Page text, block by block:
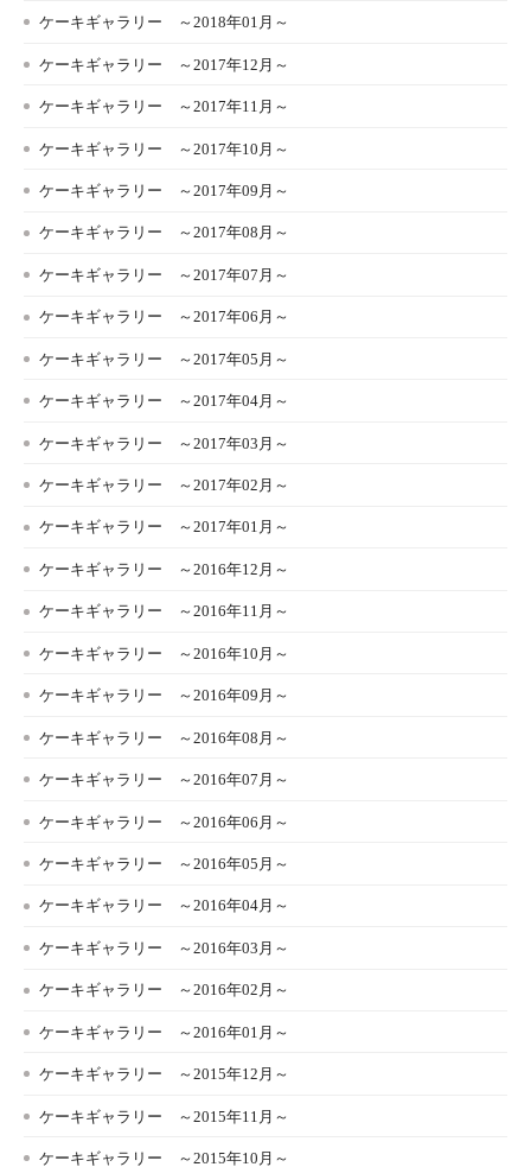
ケーキギャラリー ～2018年01月～
ケーキギャラリー ～2017年12月～
ケーキギャラリー ～2017年11月～
ケーキギャラリー ～2017年10月～
ケーキギャラリー ～2017年09月～
ケーキギャラリー ～2017年08月～
ケーキギャラリー ～2017年07月～
ケーキギャラリー ～2017年06月～
ケーキギャラリー ～2017年05月～
ケーキギャラリー ～2017年04月～
ケーキギャラリー ～2017年03月～
ケーキギャラリー ～2017年02月～
ケーキギャラリー ～2017年01月～
ケーキギャラリー ～2016年12月～
ケーキギャラリー ～2016年11月～
ケーキギャラリー ～2016年10月～
ケーキギャラリー ～2016年09月～
ケーキギャラリー ～2016年08月～
ケーキギャラリー ～2016年07月～
ケーキギャラリー ～2016年06月～
ケーキギャラリー ～2016年05月～
ケーキギャラリー ～2016年04月～
ケーキギャラリー ～2016年03月～
ケーキギャラリー ～2016年02月～
ケーキギャラリー ～2016年01月～
ケーキギャラリー ～2015年12月～
ケーキギャラリー ～2015年11月～
ケーキギャラリー ～2015年10月～